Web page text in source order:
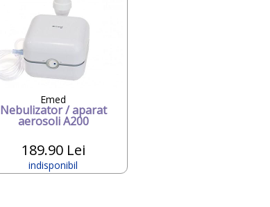
Emed
Nebulizator / aparat
aerosoli A200
189.90 Lei
indisponibil